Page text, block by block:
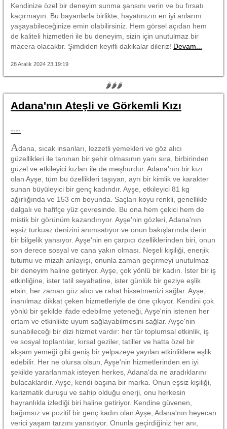
Kendinize özel bir deneyim sunma şansını verin ve bu fırsatı
kaçırmayın. Bu bayanlarla birlikte, hayatınızın en iyi anlarını
yaşayabileceğinize emin olabilirsiniz. Hem görsel açıdan hem
de kaliteli hizmetleri ile bu deneyim, sizin için unutulmaz bir
macera olacaktır. Şimdiden keyifli dakikalar dileriz! Devam...
28 Aralık 2024 23:19:19
🌶🌶🌶
Adana'nın Ateşli ve Görkemli Kızı
----
Adana, sıcak insanları, lezzetli yemekleri ve göz alıcı
güzellikleri ile tanınan bir şehir olmasının yanı sıra, birbirinden
güzel ve etkileyici kızları ile de meşhurdur. Adana'nın bir kızı
olan Ayşe, tüm bu özellikleri taşıyan, ayrı bir kimlik ve karakter
sunan büyüleyici bir genç kadındır. Ayşe, etkileyici 81 kg
ağırlığında ve 153 cm boyunda. Saçları koyu renkli, genellikle
dalgalı ve hafifçe yüz çevresinde. Bu ona hem çekici hem de
mistik bir görünüm kazandırıyor. Ayşe'nin gözleri, Adana'nın
eşsiz turkuaz denizini anımsatıyor ve onun bakışlarında derin
bir bilgelik yansıyor. Ayşe'nin en çarpıcı özelliklerinden biri, onun
son derece sosyal ve cana yakın olması. Neşeli kişiliği, enerjik
tutumu ve mizah anlayışı, onunla zaman geçirmeyi unutulmaz
bir deneyim haline getiriyor. Ayşe, çok yönlü bir kadın. İster bir iş
etkinliğine, ister tatil seyahatine, ister günlük bir geziye eşlik
etsin, her zaman göz alıcı ve rahat hissetmenizi sağlar. Ayşe,
inanılmaz dikkat çeken hizmetleriyle de öne çıkıyor. Kendini çok
yönlü bir şekilde ifade edebilme yeteneği, Ayşe'nin istenen her
ortam ve etkinlikte uyum sağlayabilmesini sağlar. Ayşe'nin
sunabileceği bir dizi hizmet vardır: her tür toplumsal etkinlik, iş
ve sosyal toplantılar, kırsal geziler, tatiller ve hatta özel bir
akşam yemeği gibi geniş bir yelpazeye yayılan etkinliklere eşlik
edebilir. Her ne olursa olsun, Ayşe'nin hizmetlerinden en iyi
şekilde yararlanmak isteyen herkes, Adana'da ne aradıklarını
bulacaklardır. Ayşe, kendi başına bir marka. Onun eşsiz kişiliği,
karizmatik duruşu ve sahip olduğu enerji, onu herkesin
hayranlıkla izlediği biri haline getiriyor. Kendine güvenen,
bağımsız ve pozitif bir genç kadın olan Ayşe, Adana'nın heyecan
verici yaşam tarzını yansıtıyor. Onunla geçirdiğiniz her anı,